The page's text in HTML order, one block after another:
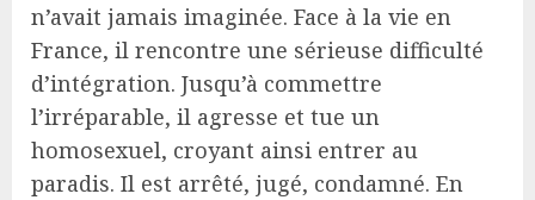
n’avait jamais imaginée. Face à la vie en
France, il rencontre une sérieuse difficulté
d’intégration. Jusqu’à commettre
l’irréparable, il agresse et tue un
homosexuel, croyant ainsi entrer au
paradis. Il est arrêté, jugé, condamné. En